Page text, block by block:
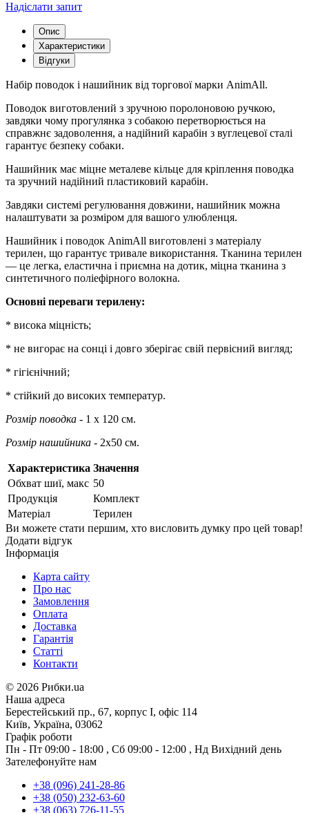
Надіслати запит
Опис
Характеристики
Відгуки
Набір поводок і нашийник від торгової марки AnimAll.
Поводок виготовлений з зручною поролоновою ручкою,
завдяки чому прогулянка з собакою перетворюється на
справжнє задоволення, а надійний карабін з вуглецевої сталі
гарантує безпеку собаки.
Нашийник має міцне металеве кільце для кріплення поводка
та зручний надійний пластиковий карабін.
Завдяки системі регулювання довжини, нашийник можна
налаштувати за розміром для вашого улюбленця.
Нашийник і поводок AnimAll виготовлені з матеріалу
терилен, що гарантує тривале використання. Тканина терилен
— це легка, еластична і приємна на дотик, міцна тканина з
синтетичного поліефірного волокна.
Основні переваги терилену:
* висока міцність;
* не вигорає на сонці і довго зберігає свій первісний вигляд;
* гігієнічний;
* стійкий до високих температур.
Розмір поводка - 1 x 120 см.
Розмір нашийника - 2х50 см.
Характеристика Значення
Обхват шиї, макс 50
Продукція
Комплект
Матеріал
Терилен
Ви можете стати першим, хто висловить думку про цей товар!
Додати відгук
Інформація
Карта сайту
Про нас
Замовлення
Оплата
Доставка
Гарантія
Статті
Контакти
© 2026 Рибки.ua
Наша адреса
Берестейський пр., 67, корпус І, офіс 114
Київ, Україна, 03062
Графік роботи
Пн - Пт 09:00 - 18:00 , Сб 09:00 - 12:00 , Нд Вихідний день
Зателефонуйте нам
+38 (096) 241-28-86
+38 (050) 232-63-60
+38 (063) 726-11-55